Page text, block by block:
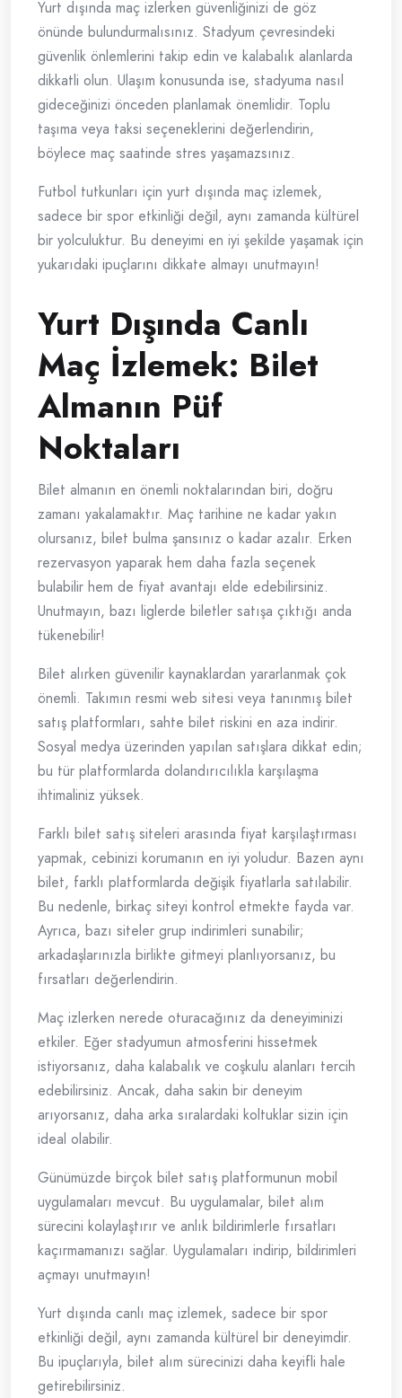
Yurt dışında maç izlerken güvenliğinizi de göz
önünde bulundurmalısınız. Stadyum çevresindeki
güvenlik önlemlerini takip edin ve kalabalık alanlarda
dikkatli olun. Ulaşım konusunda ise, stadyuma nasıl
gideceğinizi önceden planlamak önemlidir. Toplu
taşıma veya taksi seçeneklerini değerlendirin,
böylece maç saatinde stres yaşamazsınız.
Futbol tutkunları için yurt dışında maç izlemek,
sadece bir spor etkinliği değil, aynı zamanda kültürel
bir yolculuktur. Bu deneyimi en iyi şekilde yaşamak için
yukarıdaki ipuçlarını dikkate almayı unutmayın!
Yurt Dışında Canlı
Maç İzlemek: Bilet
Almanın Püf
Noktaları
Bilet almanın en önemli noktalarından biri, doğru
zamanı yakalamaktır. Maç tarihine ne kadar yakın
olursanız, bilet bulma şansınız o kadar azalır. Erken
rezervasyon yaparak hem daha fazla seçenek
bulabilir hem de fiyat avantajı elde edebilirsiniz.
Unutmayın, bazı liglerde biletler satışa çıktığı anda
tükenebilir!
Bilet alırken güvenilir kaynaklardan yararlanmak çok
önemli. Takımın resmi web sitesi veya tanınmış bilet
satış platformları, sahte bilet riskini en aza indirir.
Sosyal medya üzerinden yapılan satışlara dikkat edin;
bu tür platformlarda dolandırıcılıkla karşılaşma
ihtimaliniz yüksek.
Farklı bilet satış siteleri arasında fiyat karşılaştırması
yapmak, cebinizi korumanın en iyi yoludur. Bazen aynı
bilet, farklı platformlarda değişik fiyatlarla satılabilir.
Bu nedenle, birkaç siteyi kontrol etmekte fayda var.
Ayrıca, bazı siteler grup indirimleri sunabilir;
arkadaşlarınızla birlikte gitmeyi planlıyorsanız, bu
fırsatları değerlendirin.
Maç izlerken nerede oturacağınız da deneyiminizi
etkiler. Eğer stadyumun atmosferini hissetmek
istiyorsanız, daha kalabalık ve coşkulu alanları tercih
edebilirsiniz. Ancak, daha sakin bir deneyim
arıyorsanız, daha arka sıralardaki koltuklar sizin için
ideal olabilir.
Günümüzde birçok bilet satış platformunun mobil
uygulamaları mevcut. Bu uygulamalar, bilet alım
sürecini kolaylaştırır ve anlık bildirimlerle fırsatları
kaçırmamanızı sağlar. Uygulamaları indirip, bildirimleri
açmayı unutmayın!
Yurt dışında canlı maç izlemek, sadece bir spor
etkinliği değil, aynı zamanda kültürel bir deneyimdir.
Bu ipuçlarıyla, bilet alım sürecinizi daha keyifli hale
getirebilirsiniz.